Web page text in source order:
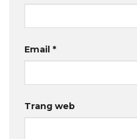
Email *
Trang web